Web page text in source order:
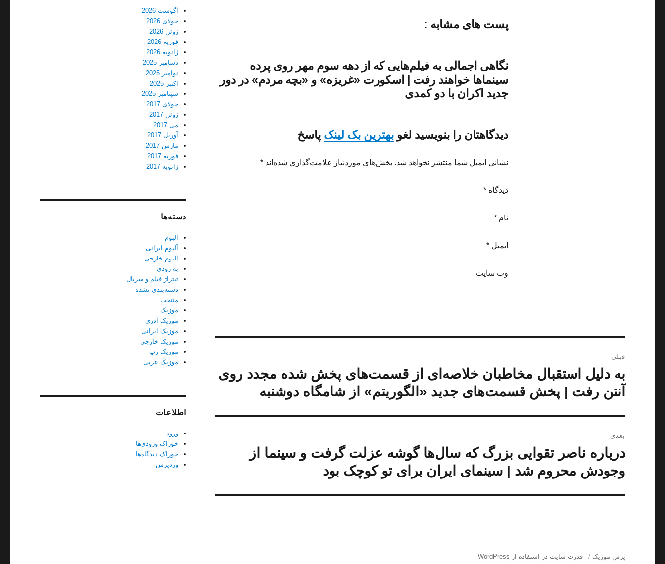
پست های مشابه :
نگاهی اجمالی به فیلم‌هایی که از دهه سوم مهر روی پرده
سینماها خواهند رفت | اسکورت «غریزه» و «بچه مردم» در دور
جدید اکران با دو کمدی
دیدگاهتان را بنویسید لغو بهترین بک لینک پاسخ
نشانی ایمیل شما منتشر نخواهد شد. بخش‌های موردنیاز علامت‌گذاری شده‌اند *
دیدگاه *
نام *
ایمیل *
وب‌ سایت
نوشته
قبلی
نوشته
قبلی:
به دلیل استقبال مخاطبان خلاصه‌ای از قسمت‌های پخش شده مجدد روی
آنتن رفت | پخش قسمت‌های جدید «الگوریتم» از شامگاه دوشنبه
بعدی
نوشته
درباره ناصر تقوایی بزرگ که سال‌ها گوشه عزلت گرفت و سینما از
وجودش محروم شد | سینمای ایران برای تو کوچک بود
آگوست 2026
جولای 2026
ژوئن 2026
فوریه 2026
ژانویه 2026
دسامبر 2025
نوامبر 2025
اکتبر 2025
سپتامبر 2025
جولای 2017
ژوئن 2017
می 2017
آوریل 2017
مارس 2017
فوریه 2017
ژانویه 2017
دسته‌ها
آلبوم
آلبوم ایرانی
آلبوم خارجی
به زودی
تیتراژ فیلم و سریال
دسته‌بندی نشده
منتخب
موزیک
موزیک آذری
موزیک ایرانی
موزیک خارجی
موزیک رپ
موزیک عربی
اطلاعات
ورود
خوراک ورودی‌ها
خوراک دیدگاه‌ها
وردپرس
پرس موزیک قدرت سایت در استفاده از WordPress